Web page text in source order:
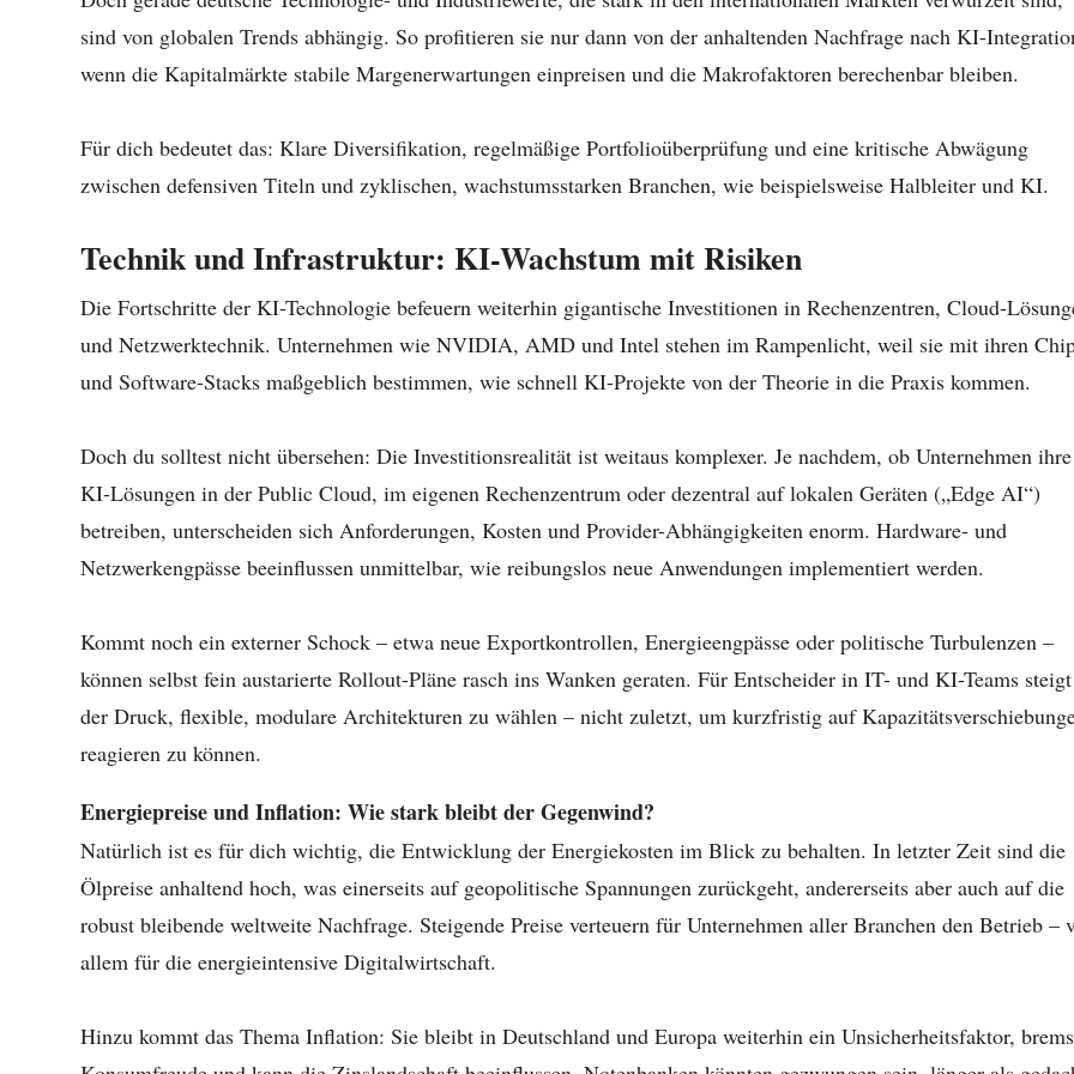
sind von globalen Trends abhängig. So profitieren sie nur dann von der anhaltenden Nachfrage nach KI-
wenn die Kapitalmärkte stabile Margenerwartungen einpreisen und die Makrofaktoren berechenbar bleiben.
Für dich bedeutet das: Klare Diversifikation, regelmäßige Portfolioüberprüfung und eine kritische Abwägung
zwischen defensiven Titeln und zyklischen, wachstumsstarken Branchen, wie beispielsweise Halbleiter und KI.
Technik und Infrastruktur: KI-Wachstum mit Risiken
Die Fortschritte der KI-Technologie befeuern weiterhin gigantische Investitionen in Rechenzentren, Cloud-
und Netzwerktechnik. Unternehmen wie NVIDIA, AMD und Intel stehen im Rampenlicht, weil sie mit ihren
und Software-Stacks maßgeblich bestimmen, wie schnell KI-Projekte von der Theorie in die Praxis kommen.
Doch du solltest nicht übersehen: Die Investitionsrealität ist weitaus komplexer. Je nachdem, ob Unternehmen ihre
KI-Lösungen in der Public Cloud, im eigenen Rechenzentrum oder dezentral auf lokalen Geräten („Edge AI“)
betreiben, unterscheiden sich Anforderungen, Kosten und Provider-Abhängigkeiten enorm. Hardware- und
Netzwerkengpässe beeinflussen unmittelbar, wie reibungslos neue Anwendungen implementiert werden.
Kommt noch ein externer Schock – etwa neue Exportkontrollen, Energieengpässe oder politische Turbulenzen –
können selbst fein austarierte Rollout-Pläne rasch ins Wanken geraten. Für Entscheider in IT- und KI-Teams steigt
der Druck, flexible, modulare Architekturen zu wählen – nicht zuletzt, um kurzfristig auf
reagieren zu können.
Energiepreise und Inflation: Wie stark bleibt der Gegenwind?
Natürlich ist es für dich wichtig, die Entwicklung der Energiekosten im Blick zu behalten. In letzter Zeit sind die
Ölpreise anhaltend hoch, was einerseits auf geopolitische Spannungen zurückgeht, andererseits aber auch auf die
robust bleibende weltweite Nachfrage. Steigende Preise verteuern für Unternehmen aller Branchen den Betrieb –
allem für die energieintensive Digitalwirtschaft.
Hinzu kommt das Thema Inflation: Sie bleibt in Deutschland und Europa weiterhin ein Unsicherheitsfaktor,